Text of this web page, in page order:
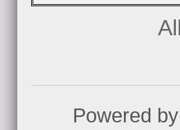
Powered by